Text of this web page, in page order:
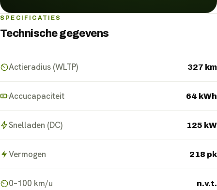
SPECIFICATIES
Technische gegevens
Actieradius (WLTP) 327 km
Accucapaciteit 64 kWh
Snelladen (DC) 125 kW
Vermogen 218 pk
0–100 km/u n.v.t.